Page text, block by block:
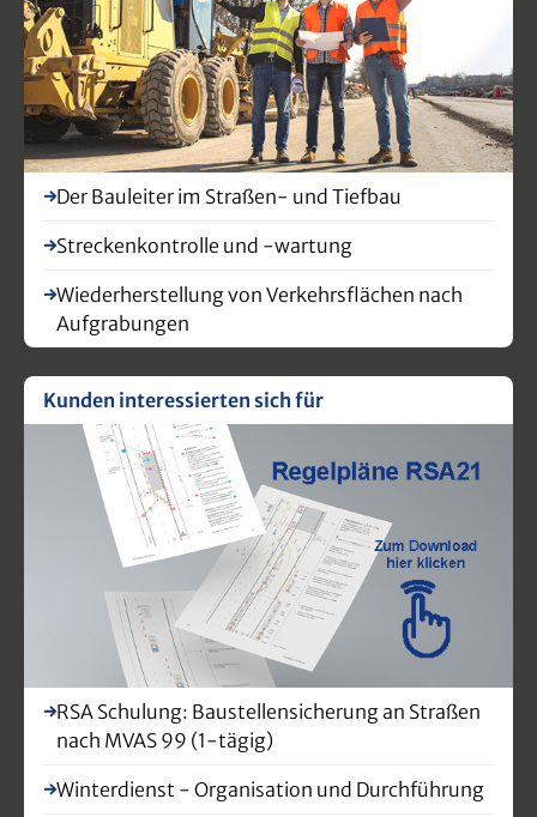
Der Bauleiter im Straßen- und Tiefbau
Streckenkontrolle und -wartung
Wiederherstellung von Verkehrsflächen nach
Aufgrabungen
Kunden interessierten sich für
RSA Schulung: Baustellensicherung an Straßen
nach MVAS 99 (1-tägig)
Winterdienst - Organisation und Durchführung